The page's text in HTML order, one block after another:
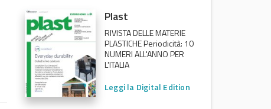
Plast
RIVISTA DELLE MATERIE
PLASTICHE Periodicità: 10
NUMERI ALL'ANNO PER
L'ITALIA
Leggi la Digital Edition